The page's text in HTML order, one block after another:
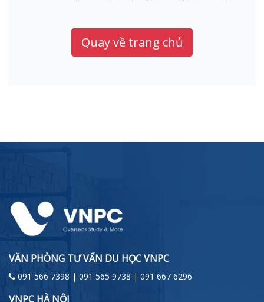
Quay về trang chủ
VĂN PHÒNG TƯ VẤN DU HỌC VNPC
091 566 7398 | 091 565 9738 | 091 667 6296
VNPC HÀ NỘI